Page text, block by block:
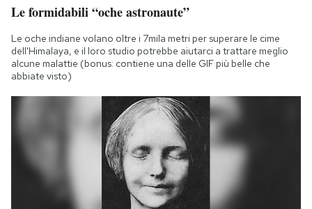
Le formidabili “oche astronaute”
Le oche indiane volano oltre i 7mila metri per superare le cime
dell'Himalaya, e il loro studio potrebbe aiutarci a trattare meglio
alcune malattie (bonus: contiene una delle GIF più belle che
abbiate visto)